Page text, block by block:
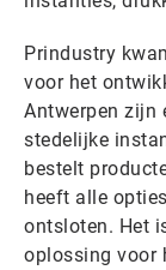
Prindustry
voor het
Antwerpen zijn
stedelijke
bestelt
heeft alle
ontsloten. Het
oplossing voor